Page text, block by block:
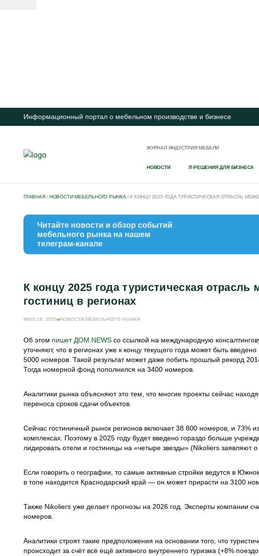
Информационный портал о мебельном производстве и бизнесе
ЖУРНАЛ ИНДУСТРИЯ МЕБЕЛИ
НОВОСТИ IT-РЕШЕНИЯ ДЛЯ БИЗНЕСА
ГЛАВНАЯ/ НОВОСТИ МЕБЕЛЬНОГО РЫНКА / К КОНЦУ 2025 ГОДА ТУРИСТИЧЕСКАЯ ОТРАСЛЬ
Читайте новости и обзор событий
мебельного рынка на нашем
телеграм-канале
К концу 2025 года туристическая
гостиниц в регионах
ИЮЛ 18, 2025 НОВОСТИ МЕБЕЛЬНОГО РЫНКА
Об этом пишет ДОМ.NEWS со ссылкой на международную
уточняют, что в регионах уже к концу текущего года может быть
5000 номеров. Такой результат может даже побить прошлый рекорд
Тогда номерной фонд пополнился на 3400 номеров.
Аналитики рынка объясняют это тем, что многие проекты сейчас
переноса сроков сдачи объектов.
Сейчас гостиничный рынок регионов включает 38 800 номеров, и 73%
комплексах. Поэтому в 2025 году будет введено гораздо больше
лидировать отели и гостиницы на «четыре звезды» (Nikoliers заявляют
Если говорить о географии, то самые активные стройки ведутся в
в топе находится Краснодарский край — он может прирасти на 3100
Также Nikoliers уже делает прогнозы на 2026 год. Эксперты компании
номеров.
Аналитики строят такие предположения на основании того, что
происходит за счёт всё ещё активного внутреннего туризма (+8%